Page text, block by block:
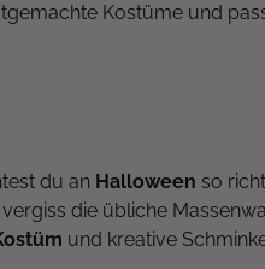
Kostüme und
du an Halloween so
vergiss die übliche
und kreative